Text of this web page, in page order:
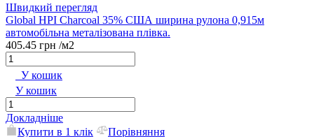
Швидкий перегляд
Global HPI Charcoal 35% США ширина рулона 0,915м
автомобільна металізована плівка.
405.45 грн /м2
У кошик
У кошик
Докладніше
Купити в 1 клік
Порівняння